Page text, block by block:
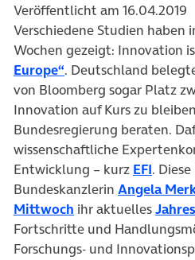
Veröffentlicht am 16.04.2019
Verschiedene Studien haben
Wochen gezeigt: Innovation
Europe“(öffnet in neuem
. Deutschland
von Bloomberg sogar Platz
Innovation auf Kurs zu
Bundesregierung beraten.
wissenschaftliche
Entwicklung – kurz EFI(öffnet
.
Bundeskanzlerin Angela
Mittwoch (öffnet in neuem
ihr aktuelles
Fortschritte und
Forschungs- und